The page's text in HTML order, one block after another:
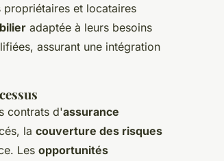
et locataires
adaptée à leurs besoins
assurant une intégration
contrats d'assurance
la couverture des risques
Les opportunités